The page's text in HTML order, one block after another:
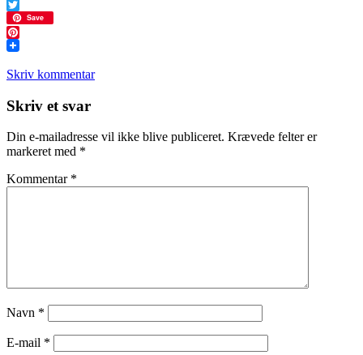
Twitter
Save
Pinterest
Skriv kommentar
Læserinteraktioner
Skriv et svar
Din e-mailadresse vil ikke blive publiceret. Krævede felter er
markeret med *
Kommentar *
Navn *
E-mail *